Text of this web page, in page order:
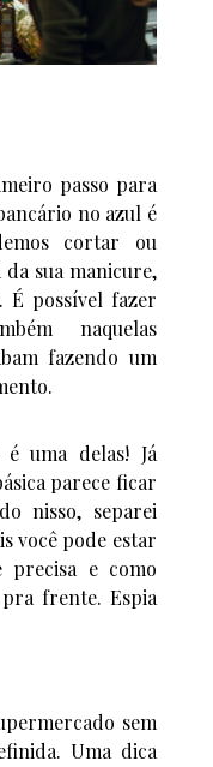
passo para
no azul é
cortar ou
sua manicure,
É possível fazer
naquelas
fazendo um
uma delas! Já
parece ficar
nisso, separei
você pode estar
precisa e como
frente. Espia
sem
Uma dica